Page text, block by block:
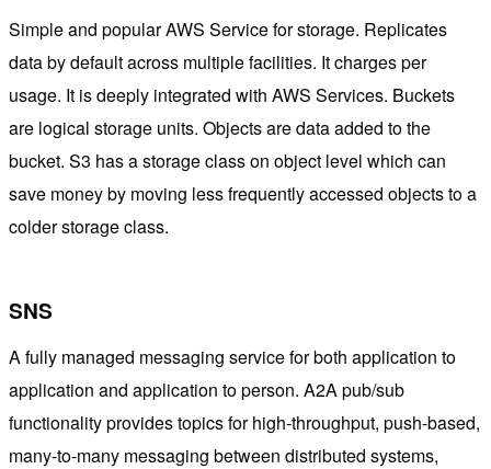
Simple and popular AWS Service for storage. Replicates
data by default across multiple facilities. It charges per
usage. It is deeply integrated with AWS Services. Buckets
are logical storage units. Objects are data added to the
bucket. S3 has a storage class on object level which can
save money by moving less frequently accessed objects to a
colder storage class.
SNS
A fully managed messaging service for both application to
application and application to person. A2A pub/sub
functionality provides topics for high-throughput, push-based,
many-to-many messaging between distributed systems,